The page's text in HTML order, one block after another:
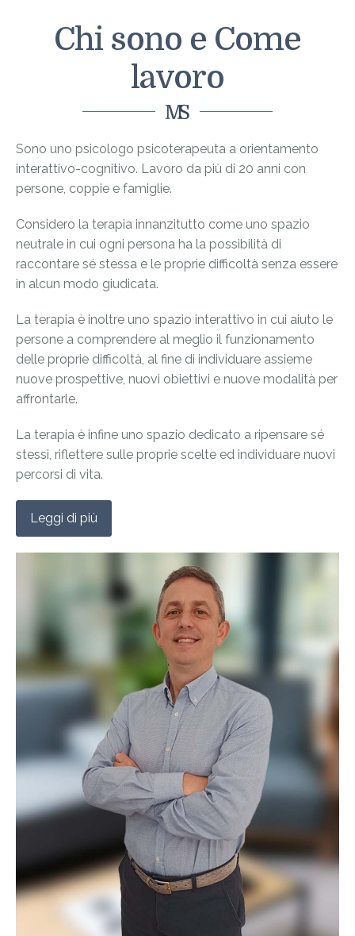
Chi sono e Come
lavoro
Sono uno psicologo psicoterapeuta a orientamento
interattivo-cognitivo. Lavoro da più di 20 anni con
persone, coppie e famiglie.
Considero la terapia innanzitutto come uno spazio
neutrale in cui ogni persona ha la possibilità di
raccontare sé stessa e le proprie difficoltà senza essere
in alcun modo giudicata.
La terapia è inoltre uno spazio interattivo in cui aiuto le
persone a comprendere al meglio il funzionamento
delle proprie difficoltà, al fine di individuare assieme
nuove prospettive, nuovi obiettivi e nuove modalità per
affrontarle.
La terapia è infine uno spazio dedicato a ripensare sé
stessi, riflettere sulle proprie scelte ed individuare nuovi
percorsi di vita.
Leggi di più